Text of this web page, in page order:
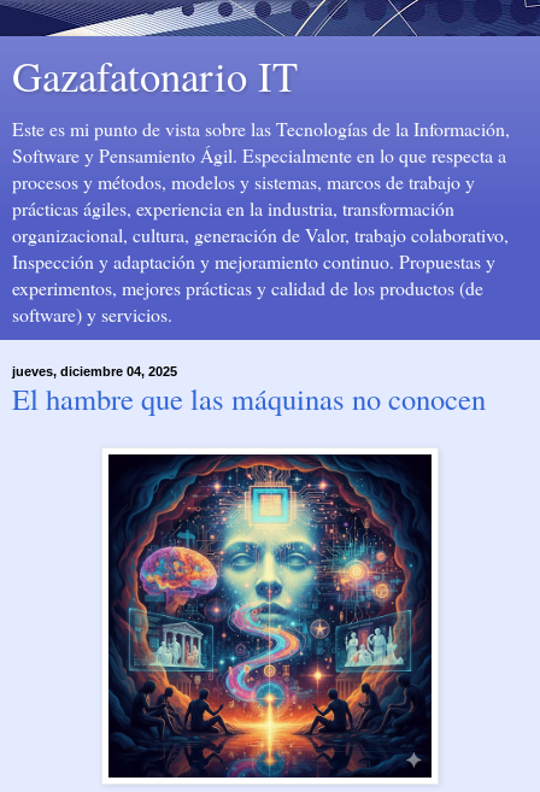
Gazafatonario IT
Este es mi punto de vista sobre las Tecnologías de la Información,
Software y Pensamiento Ágil. Especialmente en lo que respecta a
procesos y métodos, modelos y sistemas, marcos de trabajo y
prácticas ágiles, experiencia en la industria, transformación
organizacional, cultura, generación de Valor, trabajo colaborativo,
Inspección y adaptación y mejoramiento continuo. Propuestas y
experimentos, mejores prácticas y calidad de los productos (de
software) y servicios.
jueves, diciembre 04, 2025
El hambre que las máquinas no conocen